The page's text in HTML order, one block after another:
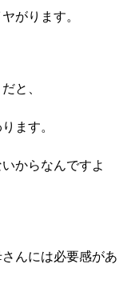
がります。
と、
ます。
からなんですよ
んには必要感があ